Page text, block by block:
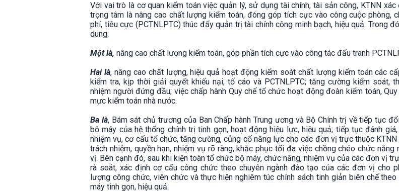
Với vai trò là cơ quan kiểm toán việc quản lý, sử dụng tài chính, tài sản công, KTNN xác
trọng tâm là nâng cao chất lượng kiểm toán, đóng góp tích cực vào công cuộc phòng,
phí, tiêu cực (PCTNLPTC) thúc đẩy quản trị tài chính công minh bạch, hiệu quả. Trong
dung:
Một là, nâng cao chất lượng kiểm toán, góp phần tích cực vào công tác đấu tranh
Hai là, nâng cao chất lượng, hiệu quả hoạt động kiểm soát chất lượng kiểm toán các
kiểm tra, kịp thời giải quyết khiếu nại, tố cáo và PCTNLPTC; tăng cường kiểm soát,
nhiệm người đứng đầu; việc chấp hành Quy chế tổ chức hoạt động đoàn kiểm toán,
mực kiểm toán nhà nước.
Ba là, Bám sát chủ trương của Ban Chấp hành Trung ương và Bộ Chính trị về tiếp tục
bộ máy của hệ thống chính trị tinh gọn, hoạt động hiệu lực, hiệu quả; tiếp tục đánh
nhiệm vụ, cơ cấu tổ chức, tăng cường, củng cố năng lực cho các đơn vị trực thuộc
trách nhiệm, quyền hạn, nhiệm vụ rõ ràng, khắc phục tối đa việc chồng chéo chức
vị. Bên cạnh đó, sau khi kiện toàn tổ chức bộ máy, chức năng, nhiệm vụ của các đơn vị
rà soát, xác định cơ cấu công chức theo chuyên ngành đào tạo của các đơn vị cho
lượng công chức, viên chức và thực hiện nghiêm túc chính sách tinh giản biên chế
máy tinh gọn, hiệu quả.